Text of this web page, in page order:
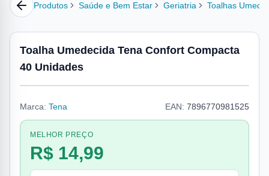
Produtos Saúde e Bem Estar Geriatria Toalhas
Toalha Umedecida Tena Confort Compacta
40 Unidades
Marca: Tena EAN: 7896770981525
MELHOR PREÇO
R$ 14,99